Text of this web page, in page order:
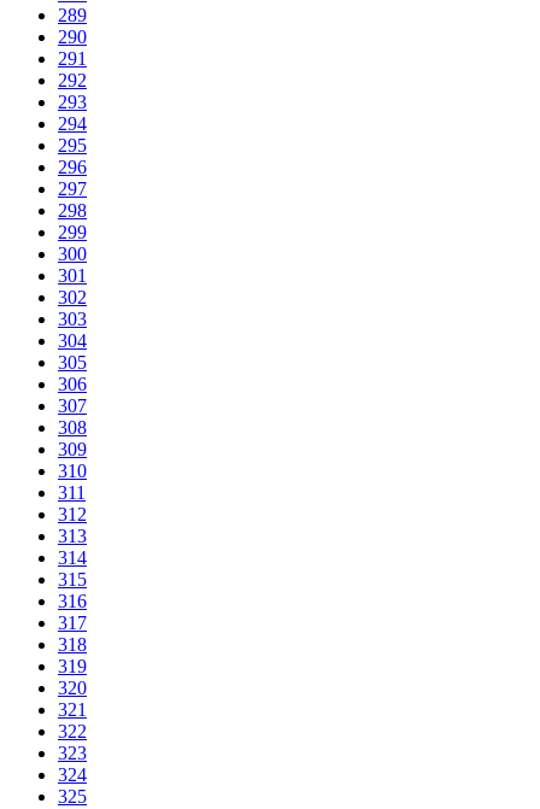
289
290
291
292
293
294
295
296
297
298
299
300
301
302
303
304
305
306
307
308
309
310
311
312
313
314
315
316
317
318
319
320
321
322
323
324
325